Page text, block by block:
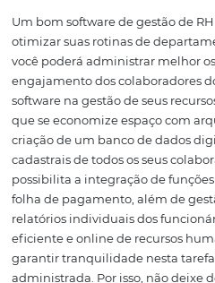
universo de ferramentas
com todas as outras tarefas
hospedagem é desafiador.
plataforma para o
2.
RH
Um bom software de gestão
otimizar suas rotinas de